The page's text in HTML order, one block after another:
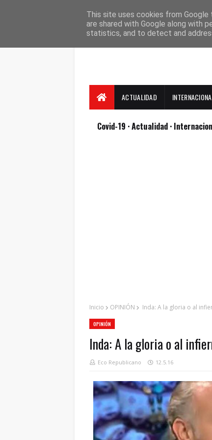
ACTUALIDAD
Covid-19 · Actualidad ·
Inicio OPINIÓN Inda: A la gloria o al
OPINIÓN
Inda: A la gloria o al
Eco Republicano 12.5.16
This site uses cookies from
are shared with Google along with
statistics, and to detect and